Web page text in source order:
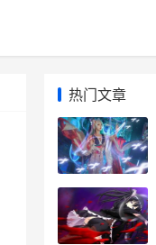
热门文章